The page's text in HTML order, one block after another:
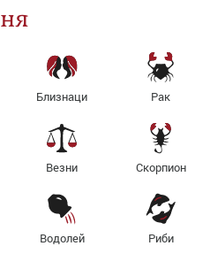
Близнаци Рак
Везни Скорпион
Водолей Риби